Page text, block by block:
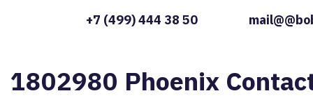
+7 (499) 444 38 50
1802980 Phoenix